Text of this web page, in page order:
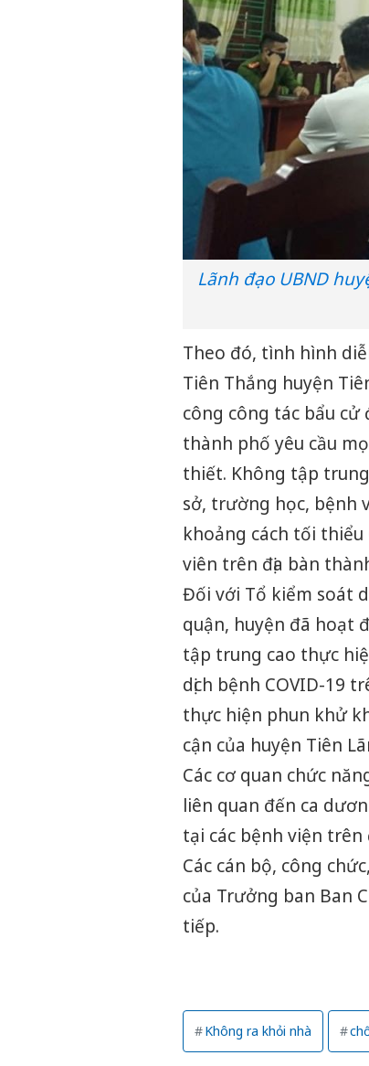
Lãnh đạo UBND
Theo đó, tình hình
Tiên Thắng huyện
công công tác bẩu cử
thành phố yêu cầu
thiết. Không tập
sở, trường học, bệnh
khoảng cách tối
viên trên địa bàn
Đối với Tổ kiểm soát
quận, huyện đã hoạt
tập trung cao thực
dịch bệnh COVID-19
thực hiện phun khử
cận của huyện Tiên
Các cơ quan chức
liên quan đến ca
tại các bệnh viện trên
Các cán bộ, công
của Trưởng ban Ban
tiếp.
Không ra khỏi nhà